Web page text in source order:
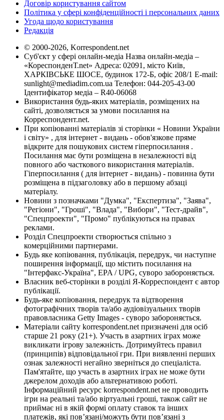
Договір користування сайтом
Політика у сфері конфіденційності і персональних даних
Угода щодо користування
Редакція
© 2000-2026, Korrespondent.net
Суб'єкт у сфері онлайн-медіа Назва онлайн-медіа –
«КореспонденТ.net» Адреса: 02091, місто Київ,
ХАРКІВСЬКЕ ШОСЕ, будинок 172-Б, офіс 208/1 E-mail:
sunlight@mediadim.com.ua Телефон: 044-205-43-00
Ідентифікатор медіа – R40-06068
Використання будь-яких матеріалів, розміщених на
сайті, дозволяється за умови посилання на
Корреспондент.net.
При копіюванні матеріалів зі сторінки « Новини України
і світу» , для інтернет - видань - обов'язкове пряме
відкрите для пошукових систем гіперпосилання .
Посилання має бути розміщена в незалежності від
повного або часткового використання матеріалів.
Гіперпосилання ( для інтернет - видань) - повинна бути
розміщена в підзаголовку або в першому абзаці
матеріалу.
Новини з позначками "Думка", "Експертиза", "Заява",
"Регіони", "Гроші", "Влада", "Вибори", "Тест-драйв",
"Спецпроекти", "Промо" публікуються на правах
реклами.
Розділ Спецпроекти створюється спільно з
комерційними партнерами.
Будь яке копіювання, публікація, передрук, чи наступне
поширення інформації, що містить посилання на
"Інтерфакс-Україна", EPA / UPG, суворо забороняється.
Власник веб-сторінки в розділі Я-Корреспондент є автор
публікації.
Будь-яке копіювання, передрук та відтворення
фотографічних творів та/або аудіовізуальних творів
правовласника Getty Images - суворо забороняється.
Матеріали сайту korrespondent.net призначені для осіб
старше 21 року (21+). Участь в азартних іграх може
викликати ігрову залежність. Дотримуйтесь правил
(принципів) відповідальної гри. При виявленні перших
ознак залежності негайно зверніться до спеціаліста.
Пам'ятайте, що участь в азартних іграх не може бути
джерелом доходів або альтернативою роботі.
Інформаційний ресурс korrespondent.net не проводить
ігри на реальні та/або віртуальні гроші, також сайт не
приймає ні в якій формі оплату ставок та інших
платежів, які пов’язані/можуть бути пов’язані з